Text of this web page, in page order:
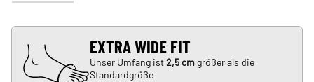
EXTRA WIDE FIT
Unser Umfang ist2,5 cmgrößer als die
Standardgröße